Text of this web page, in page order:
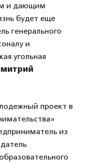
и дающим
будет еще
генерального
и
угольная
проект в
из